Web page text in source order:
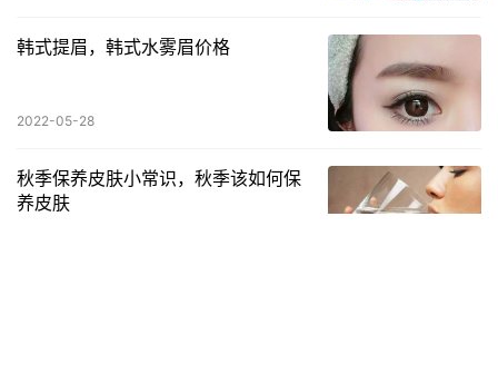
韩式提眉，韩式水雾眉价格
2022-05-28
秋季保养皮肤小常识，秋季该如何保
养皮肤